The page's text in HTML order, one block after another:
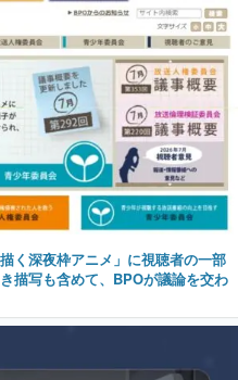
く深夜枠アニメ」に視聴者の一部
描写も含めて、BPOが議論を交わ